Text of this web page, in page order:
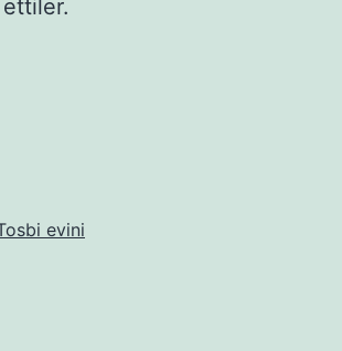
evini